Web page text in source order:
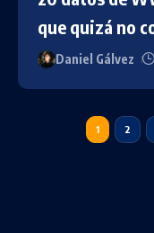
que quizá no
Daniel Gálvez
1 2